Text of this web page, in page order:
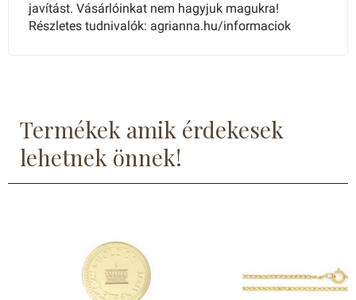
javítást. Vásárlóinkat nem hagyjuk magukra!
Részletes tudnivalók: agrianna.hu/informaciok
Termékek amik érdekesek
lehetnek önnek!